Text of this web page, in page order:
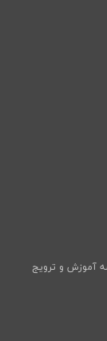
آموزش و ترویج